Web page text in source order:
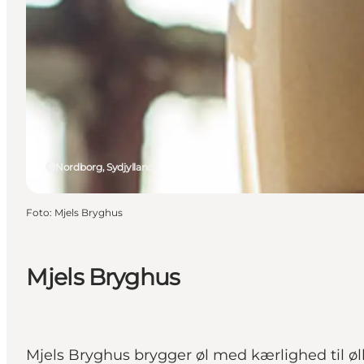
Mjels Bryghus
Mjels Bryghus brygger øl med kærlighed til
Nordborg, Sydjylland
Foto: Mjels Bryghus